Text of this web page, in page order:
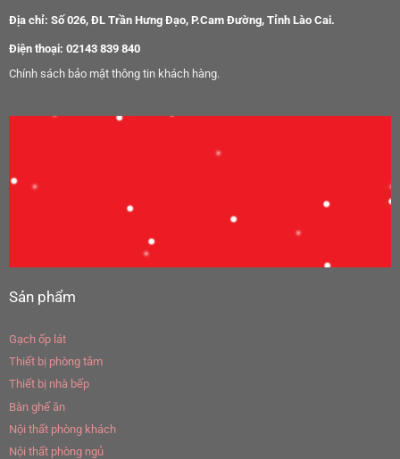
Địa chỉ: Số 026, ĐL Trần Hưng Đạo, P.Cam Đường, Tỉnh Lào Cai.
Điện thoại: 02143 839 840
Chính sách bảo mật thông tin khách hàng.
Sản phẩm
Gạch ốp lát
Thiết bị phòng tắm
Thiết bị nhà bếp
Bàn ghế ăn
Nội thất phòng khách
Nội thất phòng ngủ